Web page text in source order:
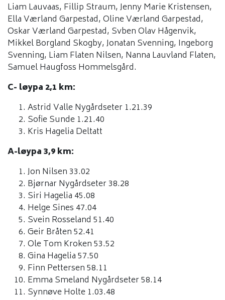
Liam Lauvaas, Fillip Straum, Jenny Marie Kristensen,
Ella Værland Garpestad, Oline Værland Garpestad,
Oskar Værland Garpestad, Svben Olav Hågenvik,
Mikkel Borgland Skogby, Jonatan Svenning, Ingeborg
Svenning, Liam Flaten Nilsen, Nanna Lauvland Flaten,
Samuel Haugfoss Hommelsgård.
C- løypa 2,1 km:
Astrid Valle Nygårdseter 1.21.39
Sofie Sunde 1.21.40
Kris Hagelia Deltatt
A-løypa 3,9 km:
Jon Nilsen 33.02
Bjørnar Nygårdseter 38.28
Siri Hagelia 45.08
Helge Sines 47.04
Svein Rosseland 51.40
Geir Bråten 52.41
Ole Tom Kroken 53.52
Gina Hagelia 57.50
Finn Pettersen 58.11
Emma Smeland Nygårdseter 58.14
Synnøve Holte 1.03.48